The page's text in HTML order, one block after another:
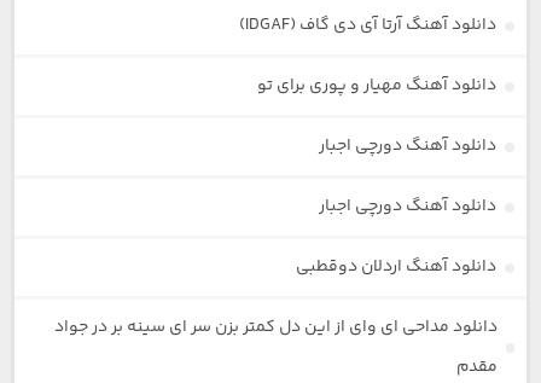
دانلود آهنگ آرتا آی دی گاف (IDGAF)
دانلود آهنگ مهیار و پوری برای تو
دانلود آهنگ دورچی اجبار
دانلود آهنگ دورچی اجبار
دانلود آهنگ اردلان دوقطبی
دانلود مداحی ای وای از این دل کمتر بزن سر ای سینه بر در جواد
مقدم